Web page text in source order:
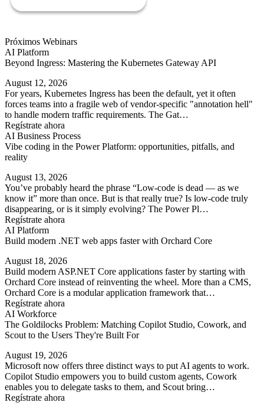
Próximos Webinars
AI Platform
Beyond Ingress: Mastering the Kubernetes Gateway API
August 12, 2026
For years, Kubernetes Ingress has been the default, yet it often
forces teams into a fragile web of vendor-specific "annotation hell"
to handle modern traffic requirements. The Gat…
Regístrate ahora
AI Business Process
Vibe coding in the Power Platform: opportunities, pitfalls, and
reality
August 13, 2026
You’ve probably heard the phrase “Low-code is dead — as we
know it” more than once. But is that really true? Is low-code truly
disappearing, or is it simply evolving? The Power Pl…
Regístrate ahora
AI Platform
Build modern .NET web apps faster with Orchard Core
August 18, 2026
Build modern ASP.NET Core applications faster by starting with
Orchard Core instead of reinventing the wheel. More than a CMS,
Orchard Core is a modular application framework that…
Regístrate ahora
AI Workforce
The Goldilocks Problem: Matching Copilot Studio, Cowork, and
Scout to the Users They're Built For
August 19, 2026
Microsoft now offers three distinct ways to put AI agents to work.
Copilot Studio empowers you to build custom agents, Cowork
enables you to delegate tasks to them, and Scout bring…
Regístrate ahora